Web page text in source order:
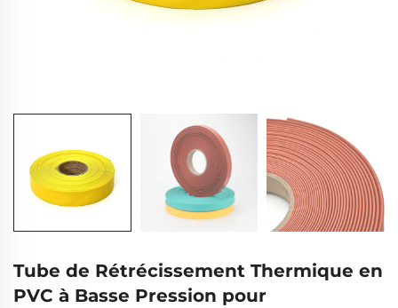
Tube de Rétrécissement Thermique en
PVC à Basse Pression pour